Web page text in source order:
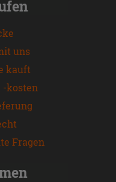
uns
kauft
kosten
Fragen